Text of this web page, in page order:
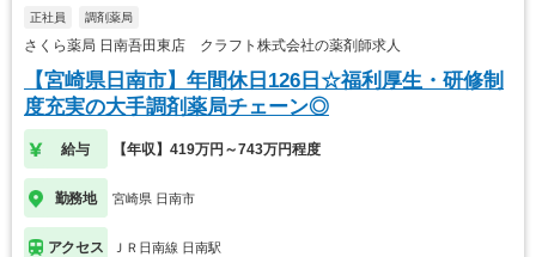
正社員 調剤薬局
さくら薬局 日南吾田東店 クラフト株式会社の薬剤師求人
【宮崎県日南市】年間休日126日☆福利厚生・研修制
度充実の大手調剤薬局チェーン◎
給与 【年収】419万円～743万円程度
勤務地 宮崎県 日南市
アクセス ＪＲ日南線 日南駅